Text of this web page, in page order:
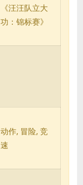
《汪汪队立大
功：锦标赛》
动作, 冒险, 竞
速